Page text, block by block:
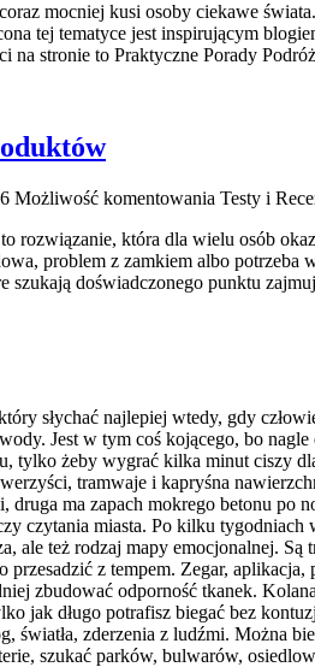
mocniej kusi osoby ciekawe
tej tematyce jest inspirującym
na stronie to Praktyczne Porady
Możliwość komentowania Testy i
rozwiązanie, która dla wielu osób
problem z zamkiem albo
szukają doświadczonego punktu
słychać najlepiej wtedy, gdy
Jest w tym coś kojącego, bo
tylko żeby wygrać kilka minut ciszy
tramwaje i kapryśna
druga ma zapach mokrego betonu
czytania miasta. Po kilku
ale też rodzaj mapy emocjonalnej. Są
przesadzić z tempem. Zegar,
zbudować odporność tkanek.
jak długo potrafisz biegać bez
światła, zderzenia z ludźmi. Można
szukać parków, bulwarów,